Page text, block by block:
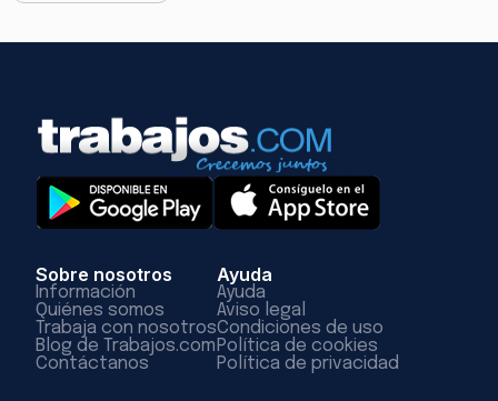
Sobre nosotros
Información
Quiénes somos
Trabaja con nosotros
Blog de Trabajos.com
Contáctanos
Ayuda
Ayuda
Aviso legal
Condiciones de uso
Política de cookies
Política de privacidad